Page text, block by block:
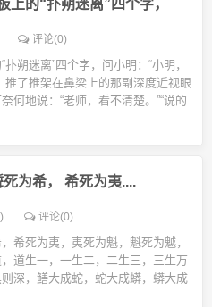
的“扑朔迷离”四个字，
评论(0)
朔迷离”四个字，问小明：“小明，
推了推架在鼻梁上的那副深度近视眼
何地说：“老师，看不清楚。”“说的
为希， 希死为夷....
评论(0)
希死为夷，夷死为魁，魁死为魆，
道生一，一生二，二生三，三生万
深，鳝大成蛇，蛇大成蟒，蟒大成